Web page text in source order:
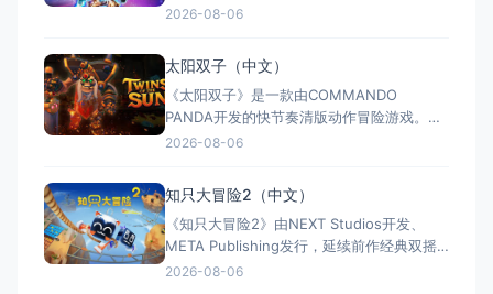
违17年的正统续作。Switch及Switch 2双平
的高速3D格斗为核心，支持体感操控与全区
中文，融合故事、竞技与创作多种模式。
2026-08-06
太阳双子（中文）
《太阳双子》是一款由COMMANDO
PANDA开发的快节奏清版动作冒险游戏。双
胞胎兄弟为拯救被掳走的妹妹，踏上横跨荒
佳选择；25个手工关卡、史诗头目战与即时
强化系统带来丰富体验。全区中文支持，容
量仅1GB，Switch/S
2026-08-06
知只大冒险2（中文）
《知只大冒险2》由NEXT Studios开发、
META Publishing发行，延续前作经典双摇
杆控制双腿的玩法，首次支持最多4人联机合
2026-08-06